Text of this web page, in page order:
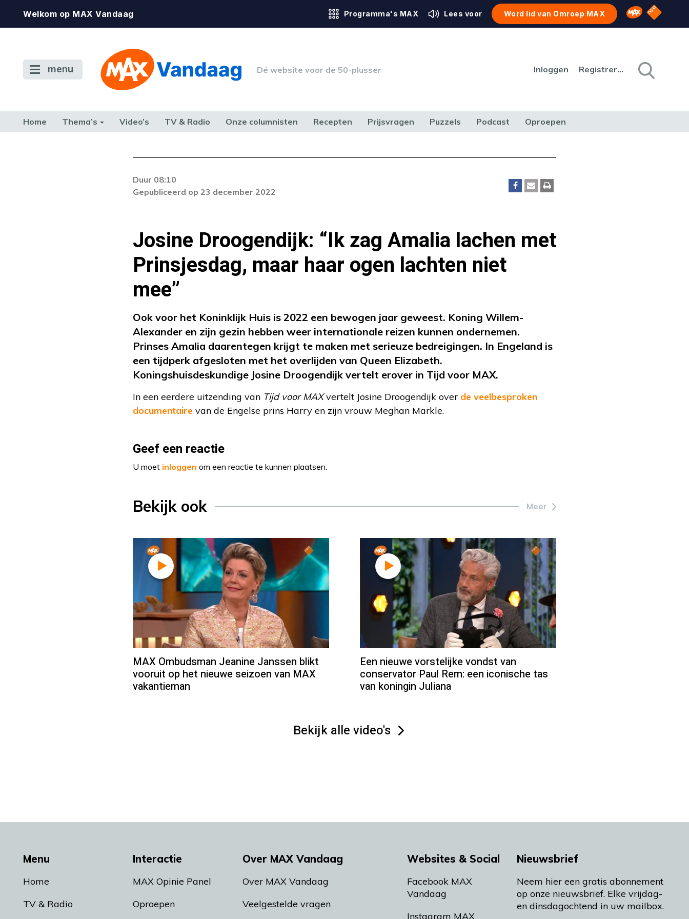
Welkom op MAX Vandaag Programma's MAX Lees voor Word lid van Omroep MAX Omroep MAX
NPO
menu Dé website voor de 50-plusser Inloggen Registreren
Home Thema’s Video’s TV & Radio Onze columnisten Recepten Prijsvragen Puzzels Podcast Oproepen
De gewenste stream is op dit moment niet
beschikbaar. Als het probleem zich blijft voordoen,
Duur 08:10
Gepubliceerd op 23 december 2022
Josine Droogendijk: “Ik zag Amalia lachen met
Prinsjesdag, maar haar ogen lachten niet
mee”
Ook voor het Koninklijk Huis is 2022 een bewogen jaar geweest. Koning Willem-
Alexander en zijn gezin hebben weer internationale reizen kunnen ondernemen.
Prinses Amalia daarentegen krijgt te maken met serieuze bedreigingen. In Engeland is
een tijdperk afgesloten met het overlijden van Queen Elizabeth.
Koningshuisdeskundige Josine Droogendijk vertelt erover in Tijd voor MAX.
In een eerdere uitzending van Tijd voor MAXvertelt Josine Droogendijk over de veelbesproken
documentaire van de Engelse prins Harry en zijn vrouw Meghan Markle.
Geef een reactie
U moet inloggen om een reactie te kunnen plaatsen.
Bekijk ook Meer
MAX Ombudsman Jeanine Janssen blikt
vooruit op het nieuwe seizoen van MAX
vakantieman
Een nieuwe vorstelijke vondst van
conservator Paul Rem: een iconische tas
van koningin Juliana
Bekijk alle video's
Menu
Home
TV & Radio
Interactie
MAX Opinie Panel
Oproepen
Over MAX Vandaag
Over MAX Vandaag
Veelgestelde vragen
Websites & Social
Facebook MAX
Vandaag
Instagram MAX
Nieuwsbrief
Neem hier een gratis abonnement
op onze nieuwsbrief. Elke vrijdag-
en dinsdagochtend in uw mailbox.